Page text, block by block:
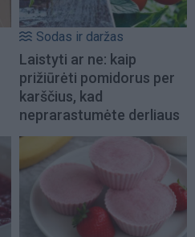
Sodas ir daržas
Laistyti ar ne: kaip
prižiūrėti pomidorus per
karščius, kad
neprarastumėte derliaus